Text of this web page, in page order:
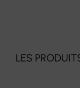
LES